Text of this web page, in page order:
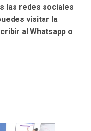
las redes sociales
visitar la
al Whatsapp o